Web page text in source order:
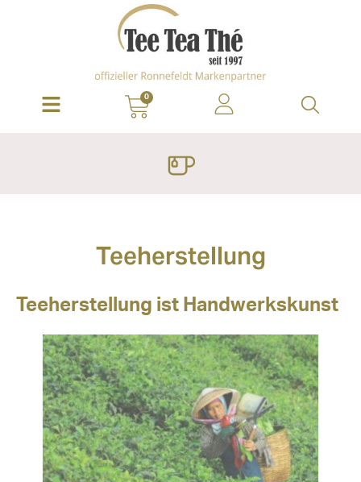
0
Teeherstellung
Teeherstellung ist Handwerkskunst